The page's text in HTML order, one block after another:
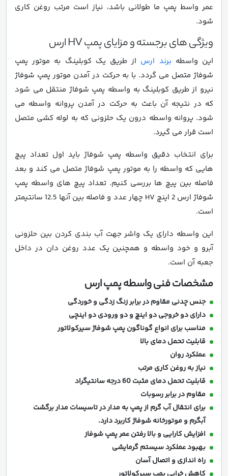
عمر واسط پمپ ما طولانی باشد، نیاز است مرتب روغن کاری
شود.
ویژگی های برجسته و مزایای پمپ HV ارس
این واسطه برند ارس از طریق یک کوبلینگ به موتور پمپ
شوفاژ متصل می گردد. با به حرکت در آمدن موتور پمپ شوفاژ
نیرو از طریق کوبلینگ به واسطه پمپ شوفاژ منتقل می شود
که در نتیجه آن باعث به حرکت در آمدن پروانه واسطه می
شود. پروانه واسطه درون یک حلزونی که به لوله کشی متصل
است قرار می گیرد.
برای انتخاب دقیق واسطه پمپ شوفاژ باید اول تعداد پیچ
هایی که واسطه را به موتور پمپ شوفاژ متصل می کند و بعد
فاصله بین پیچ ها بررسی کنیم. تعداد پیچ های واسطه پمپ
شوفاژ ارس 2 اینچ HV چهار عدد و فاصله بین آنها 12.5 سانتیمتر
است.
این واسطه دارای یک واشر جهت آب بندی کردن بین حلزونی
آبرو و خود واسطه و همچنین یک عدد روغن دان در داخل
جعبه آن است.
مشخصات فنی واسطه پمپ ارس
جنس چدنی مقاوم در برابر زنگ زدگی و خوردگی
دارای دو خروجی دو اینچ و دو ورودی دو اینچی
مناسب برای انواع گوناگون پمپ شوفاژ سیرکولاتور
قابلیت تحمل دمای بالا
عملکرد روان
نیاز به روغن کاری مرتب
قابلیت تحمل دمای مثبت 60 درجه سانتیگراد
مقاوم در برابر رسوبات
برای انتقال آب گرم از پمپ به مدار در تاسیسات مدار برگشت
آبگرم و موتورخانه شوفاژ کاربرد دارد.
افزایش کارایی و بالا رفتن عمر پمپ شوفاز
بهبود عملکرد سیستم گرمایشی
راه اندازی و اتصال آسان